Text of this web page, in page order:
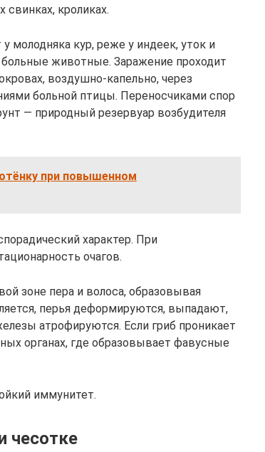
кроликах.
молодняка кур, реже у индеек, уток и
животные. Заражение проходит
воздушно-капельно, через
больной птицы. Переносчиками спор
— природный резервуар возбудителя
при повышенном
характер. При
очагов.
зоне пера и волоса, образовывая
перья деформируются, выпадают,
атрофируются. Если гриб проникает
органах, где образовывает фавусные
иммунитет.
чесотке